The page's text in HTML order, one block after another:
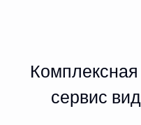
сервис